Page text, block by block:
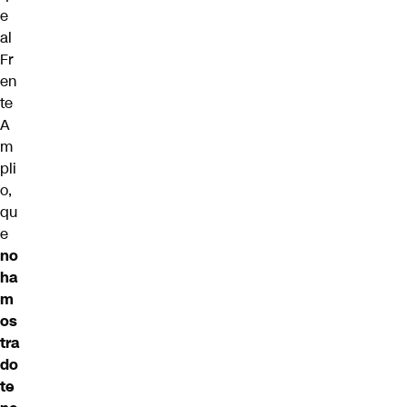
e
al
Fr
en
te
A
m
pli
o,
qu
e
no
ha
m
os
tra
do
te